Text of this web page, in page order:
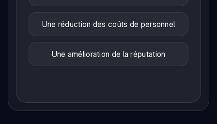
Une réduction des coûts de personnel
Une amélioration de la réputation